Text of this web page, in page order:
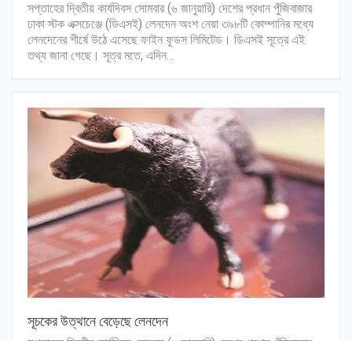
সপ্তাহের দ্বিতীয় কার্যদিবস সোমবার (৬ জানুয়ারি) দেশের প্রধান পুঁজিবাজার
ঢাকা স্টক এক্সচেঞ্জে (ডিএসই) লেনদেন অংশ নেয়া ৩৯৮টি কোম্পানির মধ্যে
লেনদেনের শীর্ষে উঠে এসেছে ফাইন ফুডস লিমিটেড। ডিএসই সূত্রে এই
তথ্য জানা গেছে। সূত্র মতে, এদিন…
সূচকের উত্থানে বেড়েছে লেনদেন